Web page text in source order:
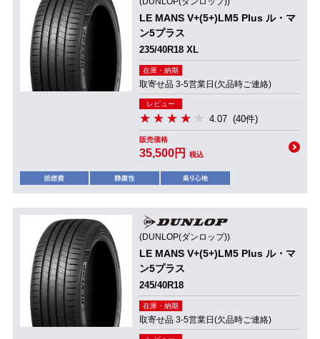
LE MANS V+(5+)LM5 Plus ル・マ
ン5プラス
235/40R18 XL
在庫・納期
取寄せ品 3-5営業日(欠品時ご連絡)
レビュー
4.07 (40件)
販売価格
35,500円 税込
(DUNLOP(ダンロップ))
LE MANS V+(5+)LM5 Plus ル・マ
ン5プラス
245/40R18
在庫・納期
取寄せ品 3-5営業日(欠品時ご連絡)